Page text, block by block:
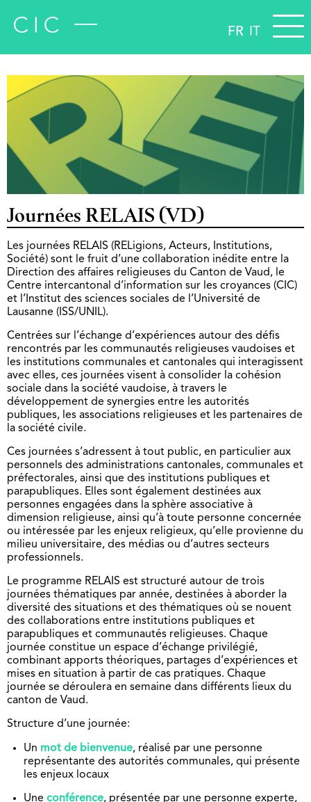
FR IT
Journées RELAIS (VD)
Les journées RELAIS (RELigions, Acteurs, Institutions,
Société) sont le fruit d’une collaboration inédite entre la
Direction des affaires religieuses du Canton de Vaud, le
Centre intercantonal d’information sur les croyances (CIC)
et l’Institut des sciences sociales de l’Université de
Lausanne (ISS/UNIL).
Centrées sur l’échange d’expériences autour des défis
rencontrés par les communautés religieuses vaudoises et
les institutions communales et cantonales qui interagissent
avec elles, ces journées visent à consolider la cohésion
sociale dans la société vaudoise, à travers le
développement de synergies entre les autorités
publiques, les associations religieuses et les partenaires de
la société civile.
Ces journées s’adressent à tout public, en particulier aux
personnels des administrations cantonales, communales et
préfectorales, ainsi que des institutions publiques et
parapubliques. Elles sont également destinées aux
personnes engagées dans la sphère associative à
dimension religieuse, ainsi qu’à toute personne concernée
ou intéressée par les enjeux religieux, qu’elle provienne du
milieu universitaire, des médias ou d’autres secteurs
professionnels.
Le programme RELAIS est structuré autour de trois
journées thématiques par année, destinées à aborder la
diversité des situations et des thématiques où se nouent
des collaborations entre institutions publiques et
parapubliques et communautés religieuses. Chaque
journée constitue un espace d’échange privilégié,
combinant apports théoriques, partages d’expériences et
mises en situation à partir de cas pratiques. Chaque
journée se déroulera en semaine dans différents lieux du
canton de Vaud.
Structure d’une journée:
Un mot de bienvenue, réalisé par une personne
représentante des autorités communales, qui présente
les enjeux locaux
Une conférence, présentée par une personne experte,